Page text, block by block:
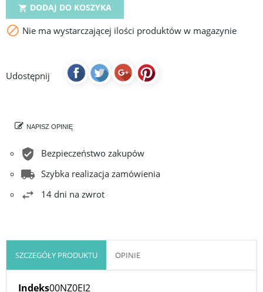
 DODAJ DO KOSZYKA
 Nie ma wystarczającej ilości produktów w magazynie
Udostępnij
NAPISZ OPINIĘ
Bezpieczeństwo zakupów
Szybka realizacja zamówienia
14 dni na zwrot
SZCZEGÓŁY PRODUKTU OPINIE
Indeks00NZ0EI2